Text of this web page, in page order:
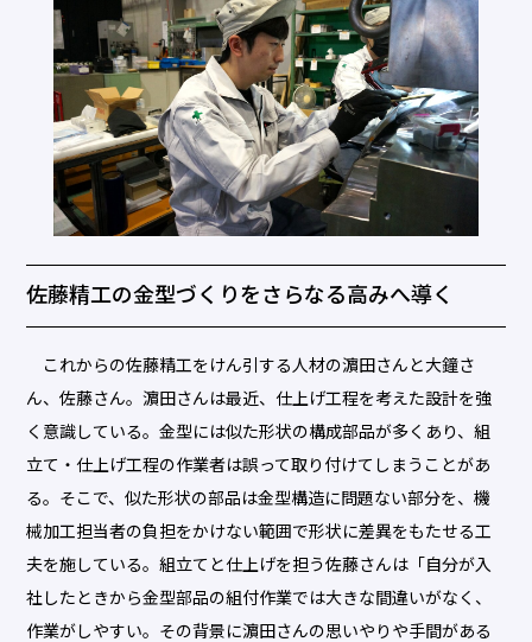
佐藤精工の金型づくりをさらなる高みへ導く
これからの佐藤精工をけん引する人材の濵田さんと大鐘さ
ん、佐藤さん。濵田さんは最近、仕上げ工程を考えた設計を強
く意識している。金型には似た形状の構成部品が多くあり、組
立て・仕上げ工程の作業者は誤って取り付けてしまうことがあ
る。そこで、似た形状の部品は金型構造に問題ない部分を、機
械加工担当者の負担をかけない範囲で形状に差異をもたせる工
夫を施している。組立てと仕上げを担う佐藤さんは「自分が入
社したときから金型部品の組付作業では大きな間違いがなく、
作業がしやすい。その背景に濵田さんの思いやりや手間がある